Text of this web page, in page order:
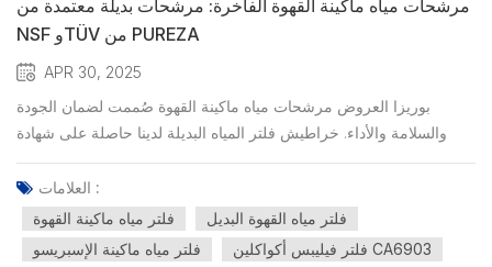
مرشحات مياه ماكينة القهوة الفاخرة: مرشحات بديلة معتمدة من
NSF وTÜV من PUREZA
APR 30, 2025
بوريزا العروض مرشحات مياه ماكينة القهوة صُممت لضمان الجودة
والسلامة والأداء. خراطيش فلتر المياه البديلة لدينا حاصلة على شهادة
NSF-42/53 واختبار TÜV، مما يوفر مياهًا نظيفة ولذيذة باستمرار لآلات
الإسبريسو وآلات تحضير القهوة. تزيل هذه الفلاتر عالية الجودة الكلور
والرواسب والمعادن الثقيلة (مثل الرصاص وا...
العلامات :
فلتر مياه ماكينة القهوة
فلتر مياه القهوة البديل
فلتر مياه ماكينة الإسبريسو
فلتر فيليبس أكواكلين CA6903